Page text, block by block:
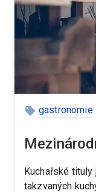
gastronomie
Kuchařské
takzvaných